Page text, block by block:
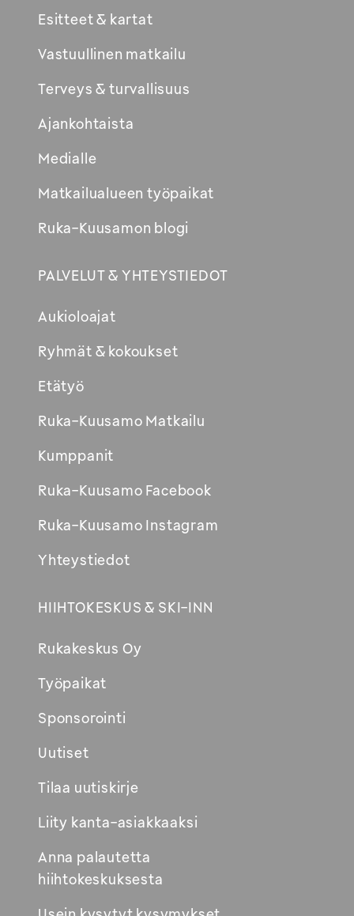
Esitteet & kartat
Vastuullinen matkailu
Terveys & turvallisuus
Ajankohtaista
Medialle
Matkailualueen työpaikat
Ruka-Kuusamon blogi
PALVELUT & YHTEYSTIEDOT
Aukioloajat
Ryhmät & kokoukset
Etätyö
Ruka-Kuusamo Matkailu
Kumppanit
Ruka-Kuusamo Facebook
Ruka-Kuusamo Instagram
Yhteystiedot
HIIHTOKESKUS & SKI-INN
Rukakeskus Oy
Työpaikat
Sponsorointi
Uutiset
Tilaa uutiskirje
Liity kanta-asiakkaaksi
Anna palautetta
hiihtokeskuksesta